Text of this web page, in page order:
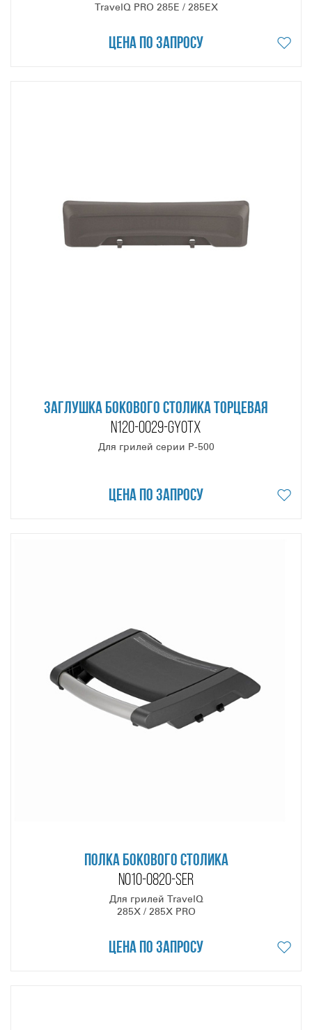
TravelQ PRO 285E / 285EX
Цена по запросу
ЗАГЛУШКА БОКОВОГО СТОЛИКА ТОРЦЕВАЯ
N120-0029-GY0TX
Для грилей серии P-500
Цена по запросу
ПОЛКА БОКОВОГО СТОЛИКА
N010-0820-SER
Для грилей TravelQ
285X / 285X PRO
Цена по запросу